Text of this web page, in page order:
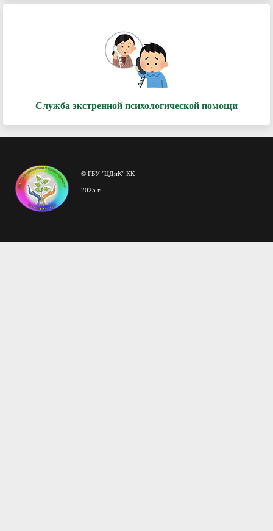
Служба экстренной психологической помощи
© ГБУ "ЦДиК" КК
2025 г.